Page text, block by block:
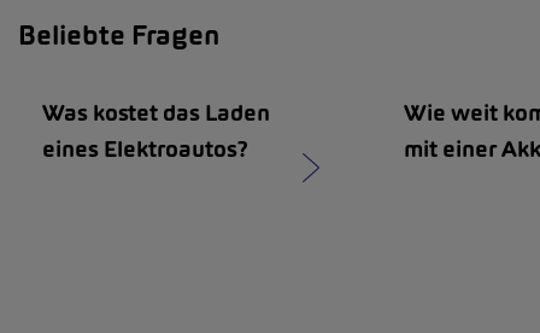
Beliebte Fragen
Was kostet das Laden
eines Elektroautos?
Wie weit
mit einer